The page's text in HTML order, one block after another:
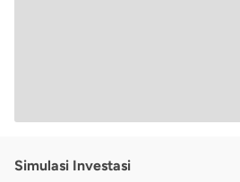
Simulasi Investasi